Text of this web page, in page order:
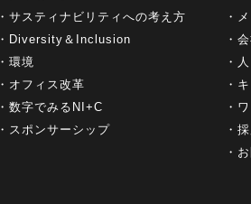
サスティナビリティへの考え方
Diversity＆Inclusion
環境
オフィス改革
数字でみるNI+C
スポンサーシップ